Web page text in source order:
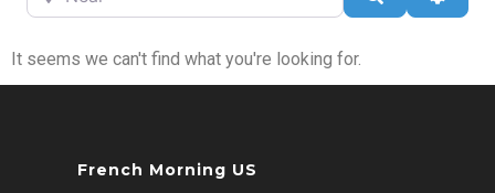
It seems we can't find what you're looking for.
French Morning US